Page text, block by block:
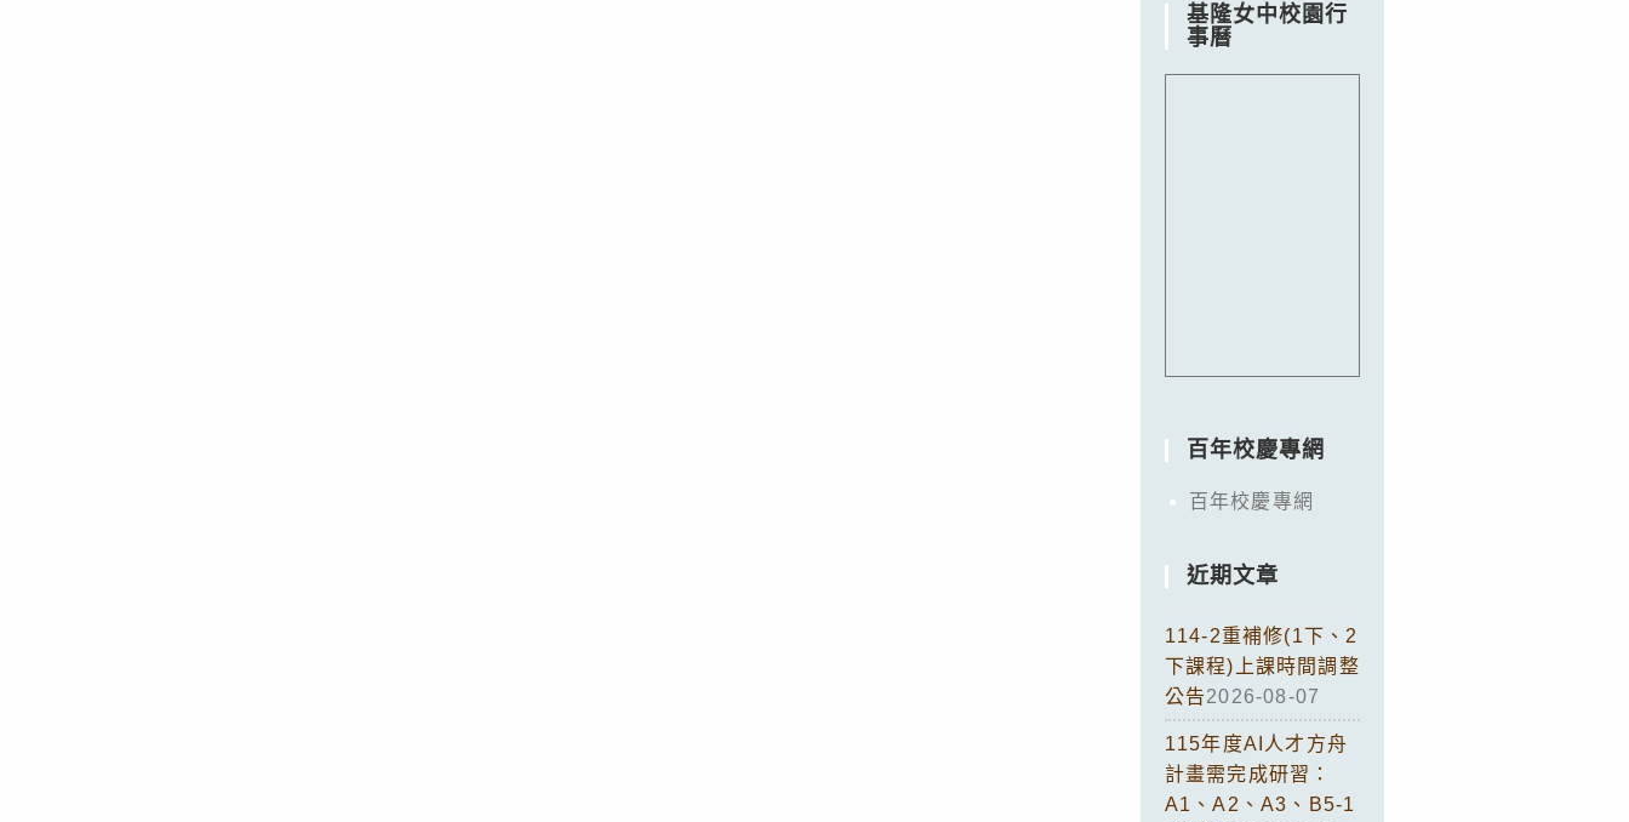
基隆女中校園行
事曆
百年校慶專網
百年校慶專網
近期文章
114-2重補修(1下、2
下課程)上課時間調整
公告2026-08-07
115年度AI人才方舟
計畫需完成研習：
A1、A2、A3、B5-1